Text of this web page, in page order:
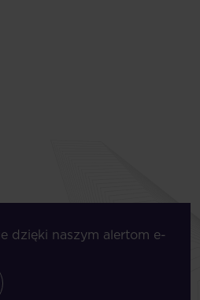
dzięki naszym alertom e-